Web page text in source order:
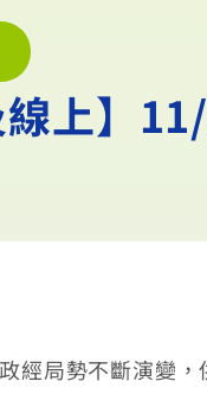
線上】
經局勢不斷演變